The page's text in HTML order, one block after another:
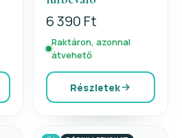
6 390 Ft
Raktáron, azonnal
átvehető
Részletek